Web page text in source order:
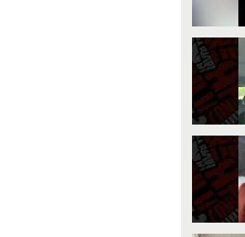
altri. A volte è già dentro di noi".